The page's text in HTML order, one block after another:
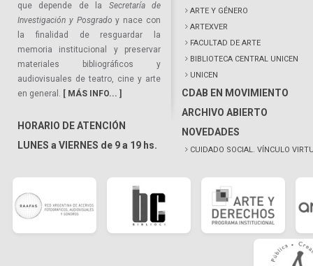
que depende de la Secretaría de
Investigación y Posgrado y nace con
la finalidad de resguardar la
memoria institucional y preservar
materiales bibliográficos y
audiovisuales de teatro, cine y arte
en general. [ MÁS INFO... ]
HORARIO DE ATENCIÓN
LUNES a VIERNES de 9 a 19 hs.
ARTE Y GÉNERO
ARTEXVER
FACULTAD DE ARTE
BIBLIOTECA CENTRAL UNICEN
UNICEN
CDAB EN MOVIMIENTO
ARCHIVO ABIERTO
NOVEDADES
CUIDADO SOCIAL. VÍNCULO